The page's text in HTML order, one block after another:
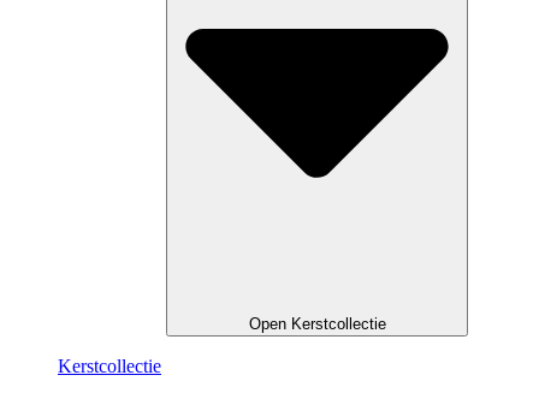
Open Kerstcollectie
Kerstcollectie